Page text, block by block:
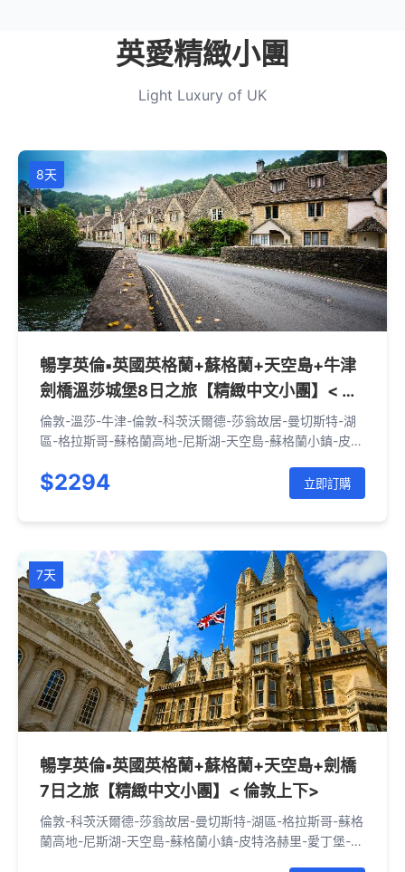
英愛精緻小團
Light Luxury of UK
8天
暢享英倫▪英國英格蘭+蘇格蘭+天空島+牛津
劍橋溫莎城堡8日之旅【精緻中文小團】< 倫
敦上下>
倫敦-溫莎-牛津-倫敦-科茨沃爾德-莎翁故居-曼切斯特-湖
區-格拉斯哥-蘇格蘭高地-尼斯湖-天空島-蘇格蘭小鎮-皮特
$2294 立即訂購
7天
暢享英倫▪英國英格蘭+蘇格蘭+天空島+劍橋
7日之旅【精緻中文小團】< 倫敦上下>
倫敦-科茨沃爾德-莎翁故居-曼切斯特-湖區-格拉斯哥-蘇格
蘭高地-尼斯湖-天空島-蘇格蘭小鎮-皮特洛赫里-愛丁堡-約